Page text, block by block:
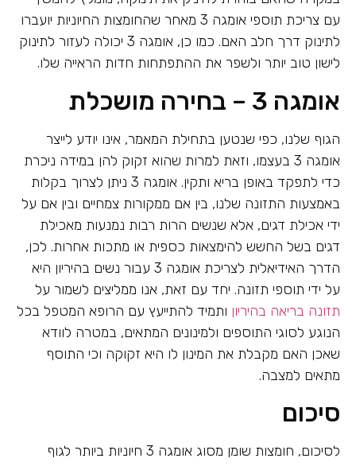
עם צריכת תוספי אומגה 3 מאחר שהחומצות החיוניות יועברו
לתינוק דרך חלב האם. כמו כן, אומגה 3 יכולה לעזור לתינוק
לישון טוב יותר ולשפר את ההתפתחות חדות הראייה שלו.
אומגה 3 – בחירה מושכלת
הגוף שלנו, כפי שנטען בתחילת המאמר, אינו יודע לייצר
אומגה 3 בעצמו, וזאת למרות שהוא זקוק להן במידה ניכרת
כדי לתפקד באופן בריא ותקין. אומגה 3 ניתן לצרוך בקלות
באמצעות התזונה שלנו, בין אם ממקורות צמחיים ובין אם על
ידי אכילת דגים, אלא שנשים הרות רבות נמנעות מאכילת
דגים בשל החשש להימצאות כספית או מתכות אחרות. לכן,
הדרך האידיאלית לצריכת אומגה 3 עבור נשים בהיריון היא
על ידי תוספי תזונה. יחד עם זאת, אנו ממליצים לשמור על
תזונה בריאה בהיריון ותמיד להתייעץ עם הרופא המטפל בכל
הנוגע לסוגי התוספים ולמינונים המתאים, במטרה לוודא
שאכן האם מקבלת את המינון לו היא זקוקה וכי התוסף
מתאים למצבה.
סיכום
לסיכום, חומצות שומן מסוג אומגה 3 חיוניות ביותר לגוף